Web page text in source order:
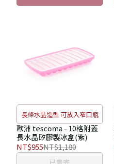
長條水晶造型 可放入窄口瓶
歐洲 tescoma - 10格附蓋
長水晶矽膠製冰盒(紫)
NT$955NT$1,180
已售完